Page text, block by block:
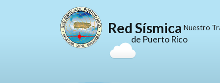
Red Sísmica
de Puerto Rico
Nuestro